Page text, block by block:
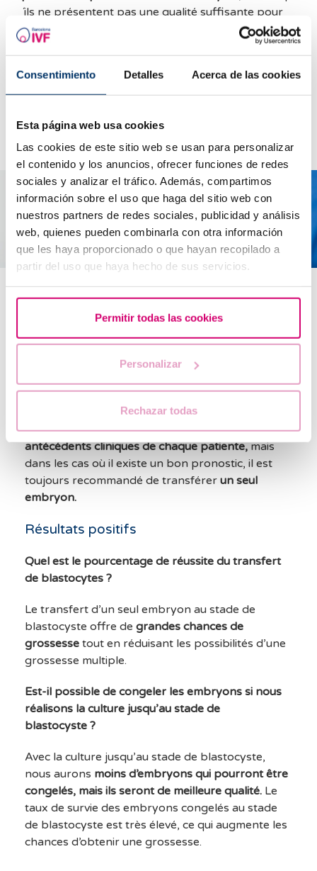
Consentimiento Detalles Acerca de las cookies
Esta página web usa cookies
Las cookies de este sitio web se usan para personalizar
el contenido y los anuncios, ofrecer funciones de redes
sociales y analizar el tráfico. Además, compartimos
información sobre el uso que haga del sitio web con
nuestros partners de redes sociales, publicidad y análisis
web, quienes pueden combinarla con otra información
que les haya proporcionado o que hayan recopilado a
partir del uso que haya hecho de sus servicios.
Permitir todas las cookies
Personalizar
Rechazar todas
´ils ne présentent pas une qualité suffisante pour
donner lieu à une grossesse. En revanche,les
embryons qui atteignent le cinquième jour, soit le
chances de donner lieu à une grossesse.
Transfert et congélation des blastocystes
Combien d’embryons faut-il transférer au stade
de blastocyste ?
La culture jusqu’au stade de blastocyste nous
permet de sélectionner des embryons présentant
nous permet d’adopter une attitude plus
prudente concernant la décision du nombre
d’embryons à transférer. Celadépend des
antécédents cliniques de chaque patiente,mais
dans les cas où il existe un bon pronostic, il est
toujours recommandé de transférer un seul
embryon.
Résultats positifs
Quel est le pourcentage de réussite du transfert
de blastocytes ?
Le transfert d’un seul embryon au stade de
blastocyste offre de grandes chances de
grossesse tout en réduisant les possibilités d’une
grossesse multiple.
Est-il possible de congeler les embryons si nous
réalisons la culture jusqu’au stade de
blastocyste ?
Avec la culture jusqu’au stade de blastocyste,
nous aurons moins d’embryons qui pourront être
congelés, mais ils seront de meilleure qualité. Le
taux de survie des embryons congelés au stade
de blastocyste est très élevé, ce qui augmente les
chances d’obtenir une grossesse.